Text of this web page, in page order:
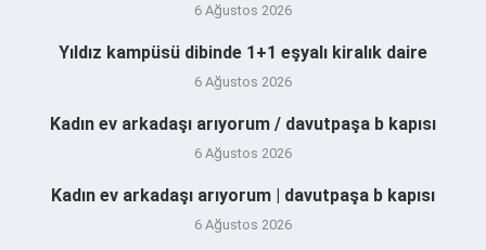
6 Ağustos 2026
Yıldız kampüsü dibinde 1+1 eşyalı kiralık daire
6 Ağustos 2026
Kadın ev arkadaşı arıyorum / davutpaşa b kapısı
6 Ağustos 2026
Kadın ev arkadaşı arıyorum | davutpaşa b kapısı
6 Ağustos 2026